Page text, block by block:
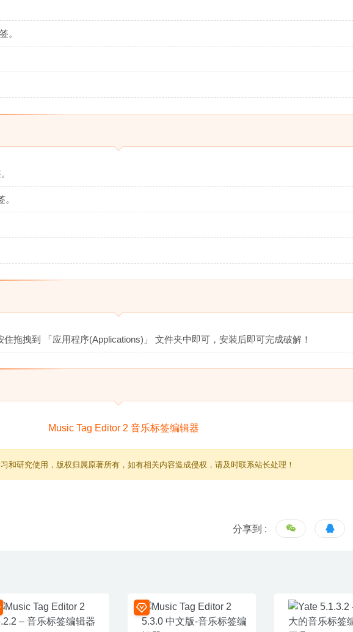
。
住拖拽到 「应用程序(Applications)」 文件夹中即可，安装后即可完成破解！
和研究使用，版权归属原著所有，如有相关内容造成侵权，请及时联系站长处理！
分享到 :